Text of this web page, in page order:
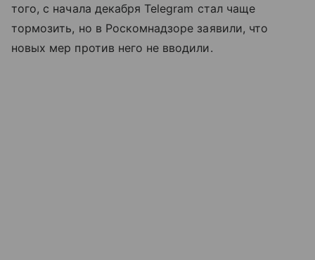
того, с начала декабря Telegram стал чаще
тормозить, но в Роскомнадзоре заявили, что
новых мер против него не вводили.